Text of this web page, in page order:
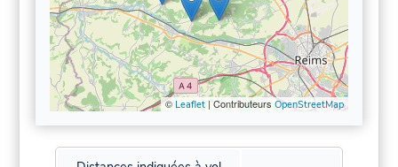
© Leaflet| Contributeurs OpenStreetMap